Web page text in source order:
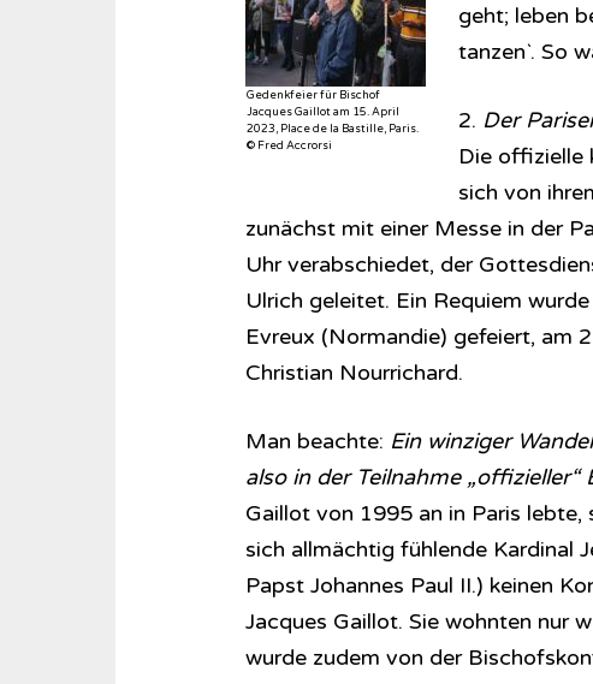
Gedenkfeier für Bischof
Jacques Gaillot am 15. April
2023, Place de la Bastille, Paris.
© Fred Accrorsi
geht; leben
tanzen`. So
2. Der
Die offizielle
sich von
zunächst mit einer Messe in der
Uhr verabschiedet, der
Ulrich geleitet. Ein Requiem
Evreux (Normandie) gefeiert, am
Christian Nourrichard.
Man beachte: Ein winziger
also in der Teilnahme
Gaillot von 1995 an in Paris
sich allmächtig fühlende Kardinal
Papst Johannes Paul II.) keinen
Jacques Gaillot. Sie wohnten nur
wurde zudem von der